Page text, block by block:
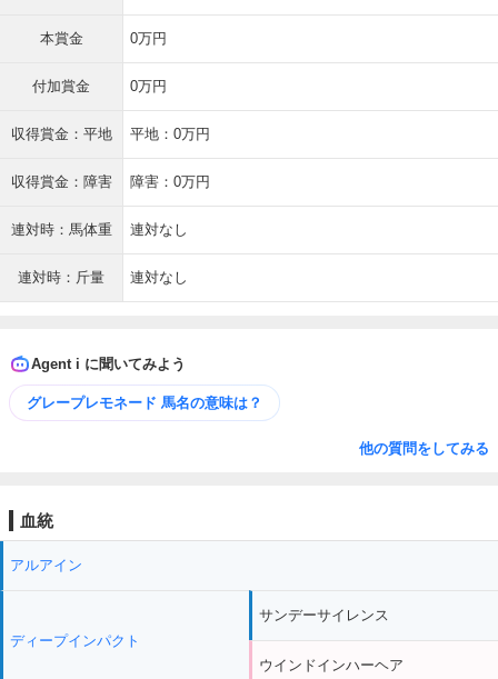
本賞金 0万円
付加賞金 0万円
収得賞金：平地 平地：0万円
収得賞金：障害 障害：0万円
連対時：馬体重 連対なし
連対時：斤量 連対なし
Agent i に聞いてみよう
グレープレモネード 馬名の意味は？
他の質問をしてみる
血統
アルアイン
ディープインパクト
サンデーサイレンス
ウインドインハーヘア